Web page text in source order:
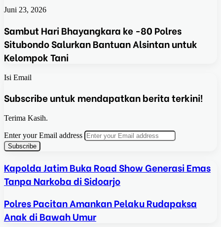
Juni 23, 2026
Sambut Hari Bhayangkara ke -80 Polres
Situbondo Salurkan Bantuan Alsintan untuk
Kelompok Tani
Isi Email
Subscribe untuk mendapatkan berita terkini!
Terima Kasih.
Enter your Email address
Kapolda Jatim Buka Road Show Generasi Emas
Tanpa Narkoba di Sidoarjo
Polres Pacitan Amankan Pelaku Rudapaksa
Anak di Bawah Umur